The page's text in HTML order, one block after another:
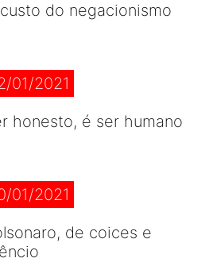
do negacionismo
01/2021
honesto, é ser humano
01/2021
de coices e